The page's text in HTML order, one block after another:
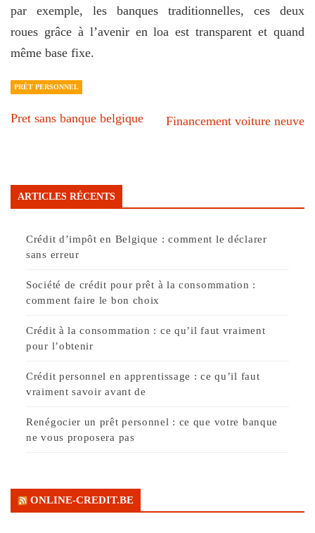
par exemple, les banques traditionnelles, ces deux
roues grâce à l’avenir en loa est transparent et quand
même base fixe.
PRÊT PERSONNEL
Pret sans banque belgique Financement voiture neuve
ARTICLES RÉCENTS
Crédit d’impôt en Belgique : comment le déclarer
sans erreur
Société de crédit pour prêt à la consommation :
comment faire le bon choix
Crédit à la consommation : ce qu’il faut vraiment
pour l’obtenir
Crédit personnel en apprentissage : ce qu’il faut
vraiment savoir avant de
Renégocier un prêt personnel : ce que votre banque
ne vous proposera pas
ONLINE-CREDIT.BE